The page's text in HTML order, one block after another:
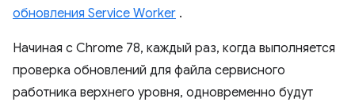
обновления Service Worker .
Начиная с Chrome 78, каждый раз, когда выполняется
проверка обновлений для файла сервисного
работника верхнего уровня, одновременно будут